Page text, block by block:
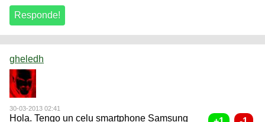
gheledh
30-03-2013 02:41
Hola. Tengo un celu smartphone Samsung